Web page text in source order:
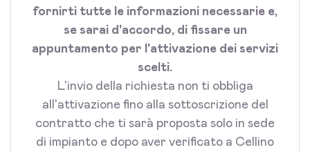
fornirti tutte le informazioni necessarie e,
se sarai d'accordo, di fissare un
appuntamento per l'attivazione dei servizi
scelti.
L'invio della richiesta non ti obbliga
all'attivazione fino alla sottoscrizione del
contratto che ti sarà proposta solo in sede
di impianto e dopo aver verificato a Cellino